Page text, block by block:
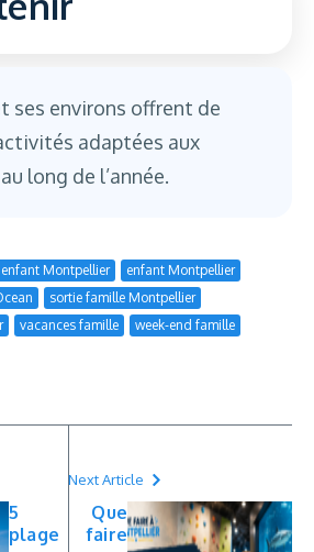
ses environs offrent de
adaptées aux
long de l’année.
Montpellier
enfant Montpellier
sortie famille Montpellier
vacances famille
week-end famille
5
plage
Next Article
Que
faire